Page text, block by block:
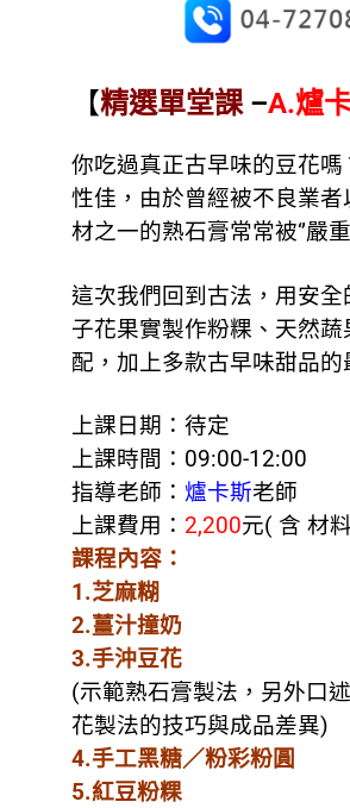
【精選單堂課–A.爐
你吃過真正古早味的豆花
性佳，由於曾經被不良業
材之一的熟石膏常常被‘’嚴
這次我們回到古法，用安
子花果實製作粉粿、天然
配，加上多款古早味甜品
上課日期：待定
上課時間：09:00-12:00
指導老師： 爐卡斯老師
上課費用： 2,200元( 含 材
課程內容：
1.芝麻糊
2.薑汁撞奶
3.手沖豆花
(示範熟石膏製法，另外口
花製法的技巧與成品差異)
4.手工黑糖／粉彩粉圓
5.紅豆粉粿